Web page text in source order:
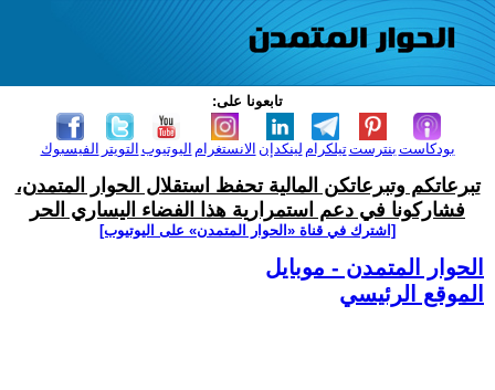
تابعونا على:
الفيسبوك التويتر اليوتيوب الانستغرام لينكدإن تيلكرامبنترست بودكاست
تبرعاتكم وتبرعاتكن المالية تحفظ استقلال الحوار المتمدن،
فشاركونا في دعم استمرارية هذا الفضاء اليساري الحر
[اشترك في قناة ‫«الحوار المتمدن» على اليوتيوب]
الحوار المتمدن - موبايل
الموقع الرئيسي